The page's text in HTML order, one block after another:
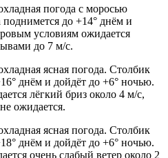
погода с моросью
до +14° днём и
условиям ожидается
до 7 м/с.
ясная погода. Столбик
днём и дойдёт до +6° ночью.
лёгкий бриз около 4 м/с,
ожидается.
ясная погода. Столбик
днём и дойдёт до +6° ночью.
очень слабый ветер около 2